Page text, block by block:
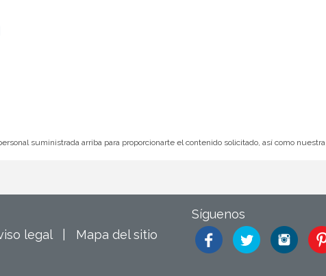
suministrada arriba para proporcionarte el contenido solicitado, así como nuestra
legal| Mapa del sitio
Síguenos